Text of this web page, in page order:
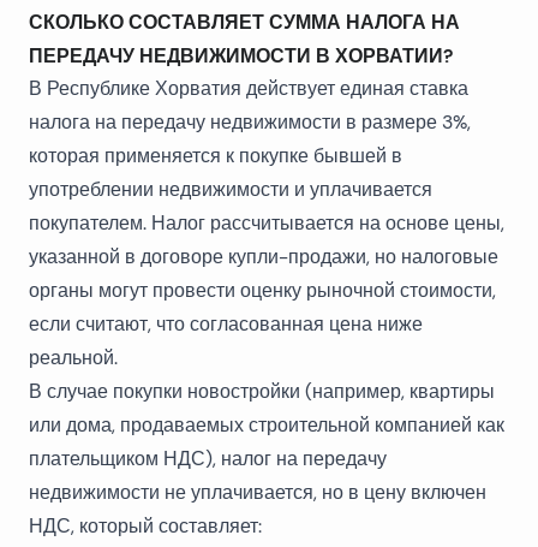
СКОЛЬКО СОСТАВЛЯЕТ СУММА НАЛОГА НА
ПЕРЕДАЧУ НЕДВИЖИМОСТИ В ХОРВАТИИ?
В Республике Хорватия действует единая ставка
налога на передачу недвижимости в размере 3%,
которая применяется к покупке бывшей в
употреблении недвижимости и уплачивается
покупателем. Налог рассчитывается на основе цены,
указанной в договоре купли-продажи, но налоговые
органы могут провести оценку рыночной стоимости,
если считают, что согласованная цена ниже
реальной.
В случае покупки новостройки (например, квартиры
или дома, продаваемых строительной компанией как
плательщиком НДС), налог на передачу
недвижимости не уплачивается, но в цену включен
НДС, который составляет: